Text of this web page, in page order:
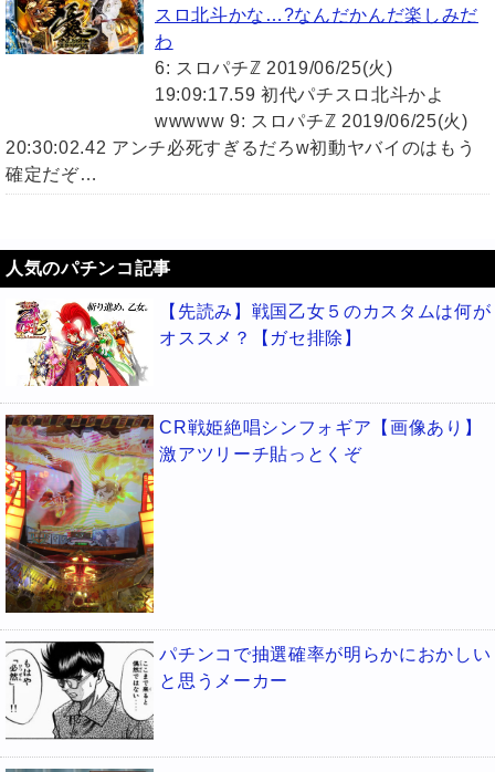
スロ北斗かな…?なんだかんだ楽しみだ
わ
6: スロパチℤ 2019/06/25(火)
19:09:17.59 初代パチスロ北斗かよ
wwwww 9: スロパチℤ 2019/06/25(火)
20:30:02.42 アンチ必死すぎるだろw初動ヤバイのはもう
確定だぞ…
人気のパチンコ記事
【先読み】戦国乙女５のカスタムは何が
オススメ？【ガセ排除】
CR戦姫絶唱シンフォギア【画像あり】
激アツリーチ貼っとくぞ
パチンコで抽選確率が明らかにおかしい
と思うメーカー